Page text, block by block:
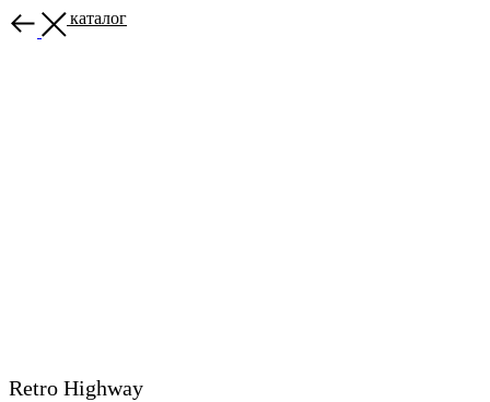
Назад в каталог
Retro Highway